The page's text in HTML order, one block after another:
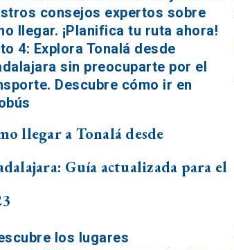
llegar a Tonalá desde
Guía actualizada para el